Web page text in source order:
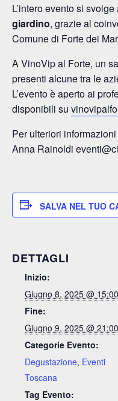
L’intero evento si svolge
giardino, grazie al
Comune di Forte dei
A VinoVip al Forte, un
presenti alcune tra le
L’evento è aperto ai
disponibili su
Per ulteriori
Anna Rainoldi
SALVA NEL TUO
DETTAGLI
Inizio:
Giugno 8, 2025 @ 15:00
Fine:
Giugno 9, 2025 @ 21:00
Categorie Evento:
Degustazione, Eventi
Toscana
Tag Evento: